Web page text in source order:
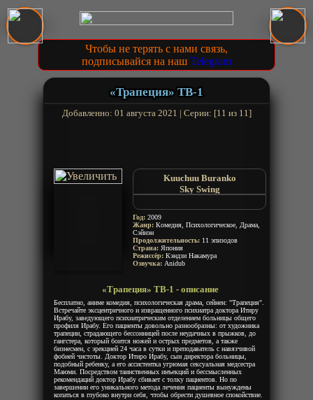
Чтобы не терять с нами связь,
подписывайся на наш Telegram
«Трапеция» ТВ-1
Добавленно: 01 августа 2021 | Серии: [11 из 11]
Kuuchuu Buranko
Sky Swing
Год: 2009
Жанр: Комедия, Психологическое, Драма,
Сэйнэн
Продолжительность: 11 эпизодов
Страна: Япония
Режиссёр: Кэндзи Накамура
Озвучка: Anidub
«Трапеция» ТВ-1 - описание
Бесплатно, аниме комедия, психологическая драма, сейнен: "Трапеция".
Встречайте эксцентричного и извращенного психиатра доктора Итиру
Ирабу, заведующего психиатрическим отделением больницы общего
профиля Ирабу. Его пациенты довольно разнообразны: от художника
трапеции, страдающего бессонницей после неудачных в прыжков, до
гангстера, который боится ножей и острых предметов, а также
бизнесмен, с эрекцией 24 часа в сутки и преподаватель с навязчивой
фобией чистоты. Доктор Итиро Ирабу, сын директора больницы,
подобный ребенку, а его ассистентка угрюмая сексуальная медсестра
Маюми. Посредством таинственных инъекций и бессмысленных
рекомендаций доктор Ирабу сбивает с толку пациентов. Но по
завершении его уникального метода лечения пациенты вынуждены
копаться в глубоко внутри себя, чтобы обрести душевное спокойствие.